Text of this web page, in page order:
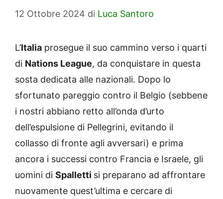
12 Ottobre 2024 di Luca Santoro
L’Italia prosegue il suo cammino verso i quarti
di Nations League, da conquistare in questa
sosta dedicata alle nazionali. Dopo lo
sfortunato pareggio contro il Belgio (sebbene
i nostri abbiano retto all’onda d’urto
dell’espulsione di Pellegrini, evitando il
collasso di fronte agli avversari) e prima
ancora i successi contro Francia e Israele, gli
uomini di Spalletti si preparano ad affrontare
nuovamente quest’ultima e cercare di